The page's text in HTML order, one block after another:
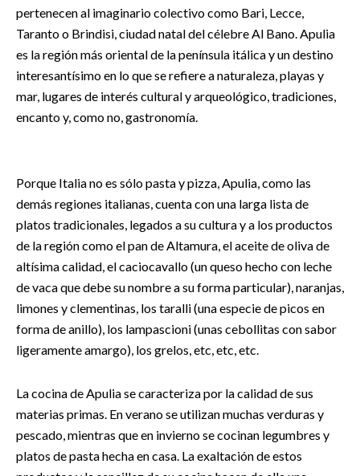
pertenecen al imaginario colectivo como Bari, Lecce,
Taranto o Brindisi, ciudad natal del célebre Al Bano. Apulia
es la región más oriental de la península itálica y un destino
interesantísimo en lo que se refiere a naturaleza, playas y
mar, lugares de interés cultural y arqueológico, tradiciones,
encanto y, como no, gastronomía.
Porque Italia no es sólo pasta y pizza, Apulia, como las
demás regiones italianas, cuenta con una larga lista de
platos tradicionales, legados a su cultura y a los productos
de la región como el pan de Altamura, el aceite de oliva de
altísima calidad, el caciocavallo (un queso hecho con leche
de vaca que debe su nombre a su forma particular), naranjas,
limones y clementinas, los taralli (una especie de picos en
forma de anillo), los lampascioni (unas cebollitas con sabor
ligeramente amargo), los grelos, etc, etc, etc.
La cocina de Apulia se caracteriza por la calidad de sus
materias primas. En verano se utilizan muchas verduras y
pescado, mientras que en invierno se cocinan legumbres y
platos de pasta hecha en casa. La exaltación de estos